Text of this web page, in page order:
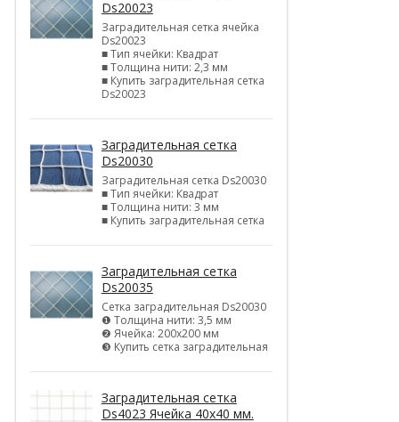
Ds20023
Заградительная сетка ячейка
Ds20023
■ Тип ячейки: Квадрат
■ Толщина нити: 2,3 мм
■ Купить заградительная сетка
Ds20023
Заградительная сетка
Ds20030
Заградительная сетка Ds20030
■ Тип ячейки: Квадрат
■ Толщина нити: 3 мм
■ Купить заградительная сетка
Заградительная сетка
Ds20035
Сетка заградительная Ds20030
❶ Толщина нити: 3,5 мм
❷ Ячейка: 200х200 мм
❸ Купить сетка заградительная
Заградительная сетка
Ds4023 Ячейка 40х40 мм.